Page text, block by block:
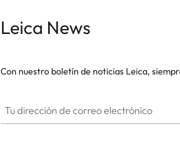
Leica News
Con nuestro boletín de noticias Leica,